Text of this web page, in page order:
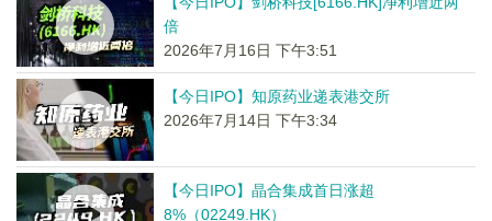
倍
2026年7月16日 下午3:51
【今日IPO】知原药业递表港交所
2026年7月14日 下午3:34
【今日IPO】晶合集成首日涨超
8%（02249.HK）